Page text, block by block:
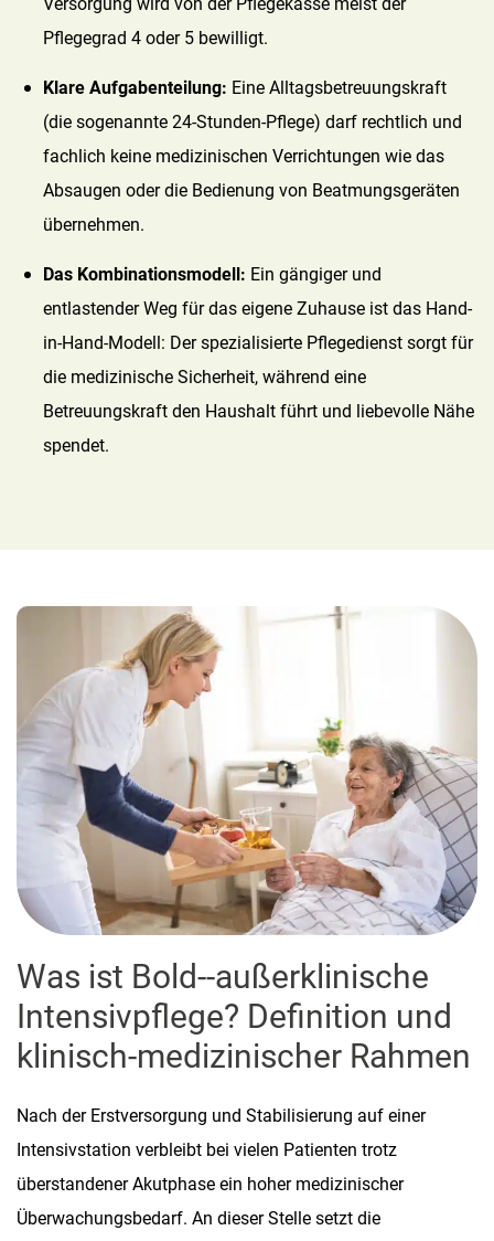
Pflegegrad 4 oder 5 bewilligt.
Klare Aufgabenteilung: Eine Alltagsbetreuungskraft
(die sogenannte 24-Stunden-Pflege) darf rechtlich und
fachlich keine medizinischen Verrichtungen wie das
Absaugen oder die Bedienung von Beatmungsgeräten
übernehmen.
Das Kombinationsmodell: Ein gängiger und
entlastender Weg für das eigene Zuhause ist das Hand-
in-Hand-Modell: Der spezialisierte Pflegedienst sorgt für
die medizinische Sicherheit, während eine
Betreuungskraft den Haushalt führt und liebevolle Nähe
spendet.
Was ist Bold--außerklinische
Intensivpflege? Definition und
klinisch-medizinischer Rahmen
Nach der Erstversorgung und Stabilisierung auf einer
Intensivstation verbleibt bei vielen Patienten trotz
überstandener Akutphase ein hoher medizinischer
Überwachungsbedarf. An dieser Stelle setzt die